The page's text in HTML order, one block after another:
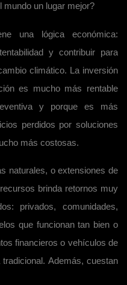
mundo un lugar mejor?
una lógica económica:
y contribuir para
climático. La inversión
es mucho más rentable
y porque es más
perdidos por soluciones
más costosas.
naturales, o extensiones de
brinda retornos muy
privados, comunidades,
que funcionan tan bien o
financieros o vehículos de
Además, cuestan